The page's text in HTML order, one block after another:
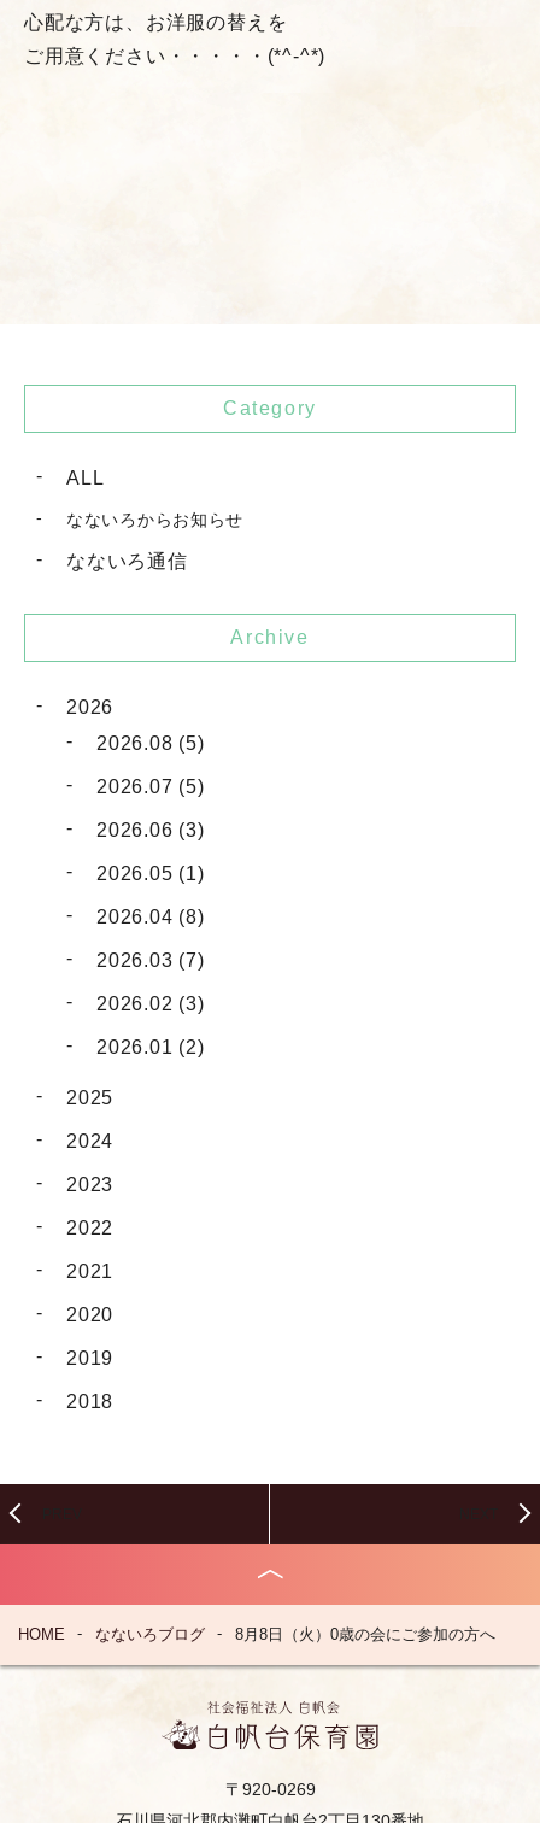
心配な方は、お洋服の替えを
ご用意ください・・・・・(*^-^*)
Category
ALL
なないろからお知らせ
なないろ通信
Archive
2026
2026.08 (5)
2026.07 (5)
2026.06 (3)
2026.05 (1)
2026.04 (8)
2026.03 (7)
2026.02 (3)
2026.01 (2)
2025
2024
2023
2022
2021
2020
2019
2018
HOME なないろブログ 8月8日（火）0歳の会にご参加の方へ
〒920-0269